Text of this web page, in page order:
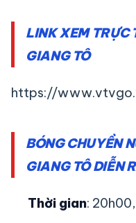
LINK XEM TRỰC
GIANG TÔ
https://
BÓNG CHUYỀN
GIANG TÔ DIỄN
Thời gian: